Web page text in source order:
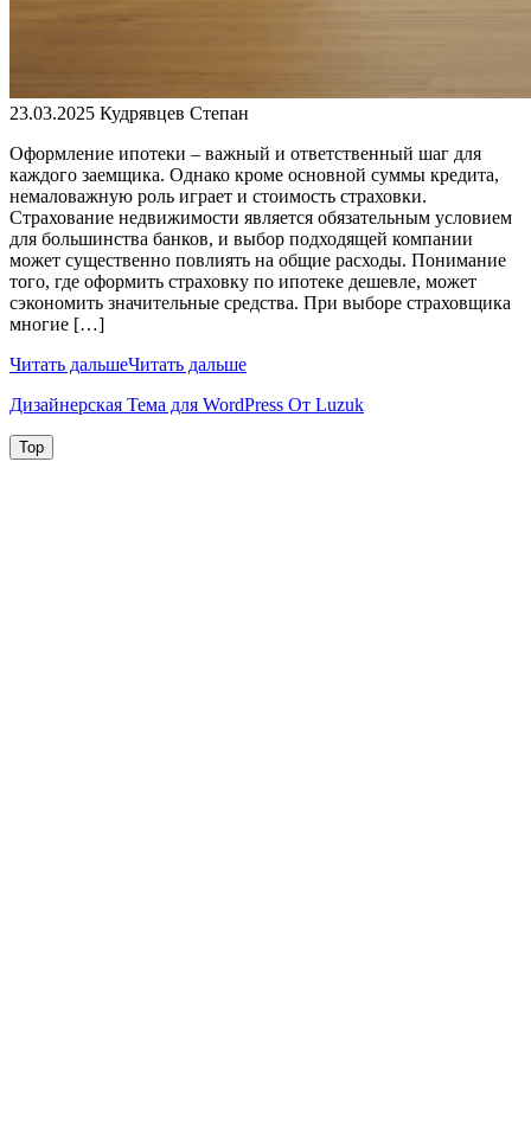
23.03.2025 Кудрявцев Степан
Оформление ипотеки – важный и ответственный шаг для
каждого заемщика. Однако кроме основной суммы кредита,
немаловажную роль играет и стоимость страховки.
Страхование недвижимости является обязательным условием
для большинства банков, и выбор подходящей компании
может существенно повлиять на общие расходы. Понимание
того, где оформить страховку по ипотеке дешевле, может
сэкономить значительные средства. При выборе страховщика
многие […]
Читать дальшеЧитать дальше
Дизайнерская Тема для WordPress От Luzuk
Top